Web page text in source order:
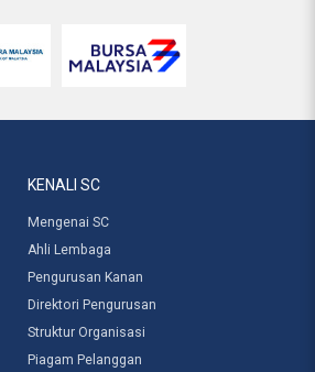
KENALI SC
Mengenai SC
Ahli Lembaga
Pengurusan Kanan
Direktori Pengurusan
Struktur Organisasi
Piagam Pelanggan